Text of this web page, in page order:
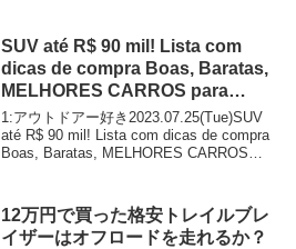
BIGFOOT】#ハイエースって人気で話題
ら...
SUV até R$ 90 mil! Lista com
dicas de compra Boas, Baratas,
MELHORES CARROS para
você GASTAR MENOS
1:アウトドアー好き2023.07.25(Tue)SUV
até R$ 90 mil! Lista com dicas de compra
Boas, Baratas, MELHORES CARROS
12万円で買った格安トレイルブレ
イザーはオフロードを走れるか？